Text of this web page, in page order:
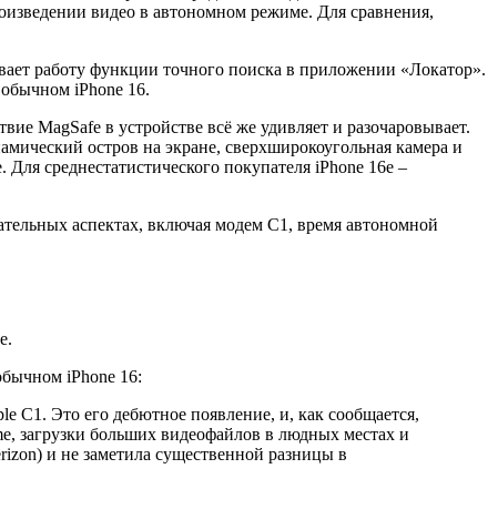
видео в автономном режиме. Для сравнения,
работу функции точного поиска в приложении «Локатор».
iPhone 16.
MagSafe в устройстве всё же удивляет и разочаровывает.
остров на экране, сверхширокоугольная камера и
среднестатистического покупателя iPhone 16e –
аспектах, включая модем C1, время автономной
iPhone 16:
Это его дебютное появление, и, как сообщается,
загрузки больших видеофайлов в людных местах и
и не заметила существенной разницы в